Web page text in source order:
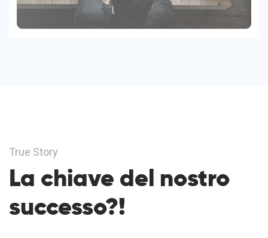
True Story
La chiave del nostro
successo?!